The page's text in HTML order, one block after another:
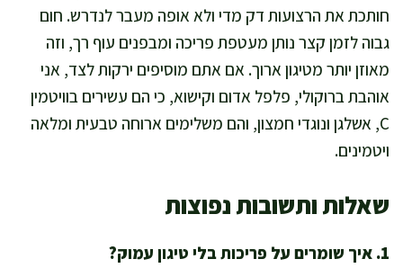
חותכת את הרצועות דק מדי ולא אופה מעבר לנדרש. חום
גבוה לזמן קצר נותן מעטפת פריכה ומבפנים עוף רך, וזה
מאוזן יותר מטיגון ארוך. אם אתם מוסיפים ירקות לצד, אני
אוהבת ברוקולי, פלפל אדום וקישוא, כי הם עשירים בוויטמין
C, אשלגן ונוגדי חמצון, והם משלימים ארוחה טבעית ומלאה
ויטמינים.
שאלות ותשובות נפוצות
1. איך שומרים על פריכות בלי טיגון עמוק?